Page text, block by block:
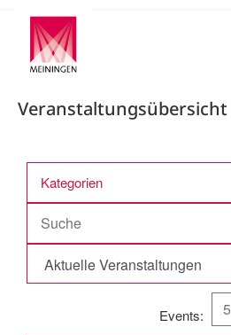
Veranstaltungsübersicht
Kategorien
Events: 5